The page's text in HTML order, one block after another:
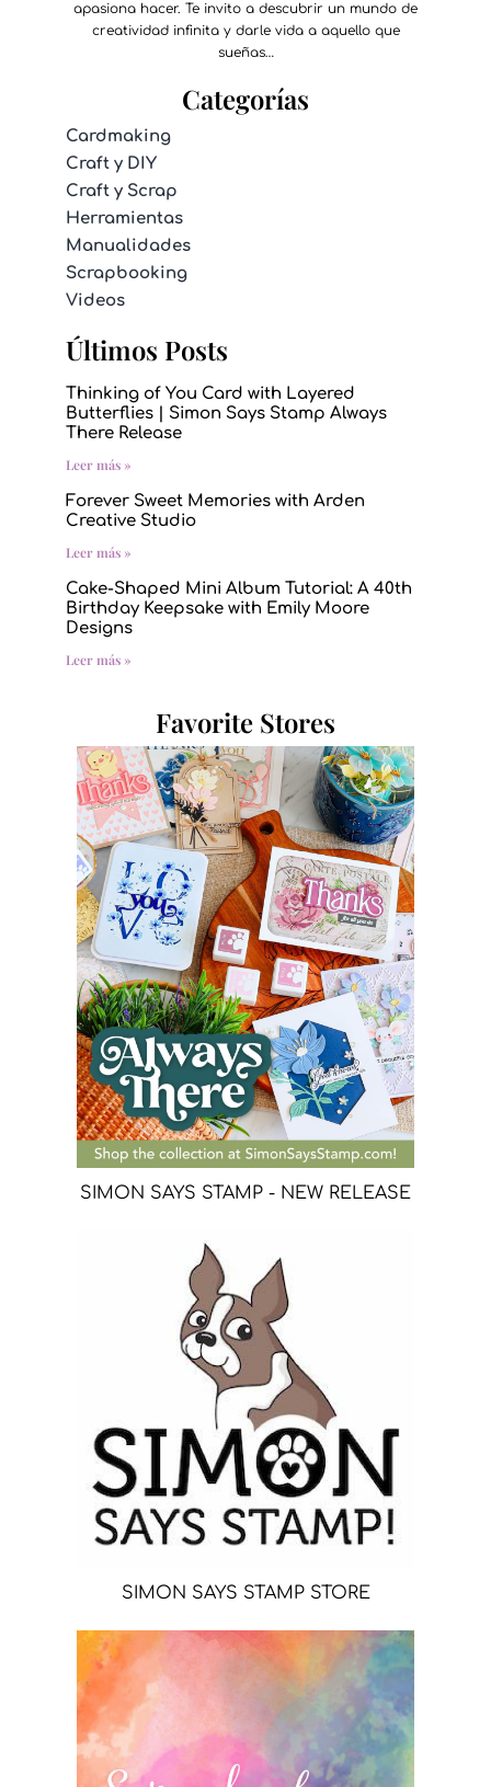
apasiona hacer. Te invito a descubrir un mundo de
creatividad infinita y darle vida a aquello que
sueñas…
Categorías
Cardmaking
Craft y DIY
Craft y Scrap
Herramientas
Manualidades
Scrapbooking
Videos
Últimos Posts
Thinking of You Card with Layered
Butterflies | Simon Says Stamp Always
There Release
Leer más »
Forever Sweet Memories with Arden
Creative Studio
Leer más »
Cake-Shaped Mini Album Tutorial: A 40th
Birthday Keepsake with Emily Moore
Designs
Leer más »
Favorite Stores
SIMON SAYS STAMP - NEW RELEASE
SIMON SAYS STAMP STORE